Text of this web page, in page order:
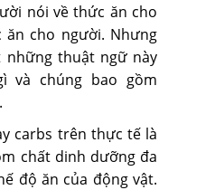
nói về thức ăn cho
cho người. Nhưng
những thuật ngữ này
và chúng bao gồm
carbs trên thực tế là
chất dinh dưỡng đa
độ ăn của động vật.